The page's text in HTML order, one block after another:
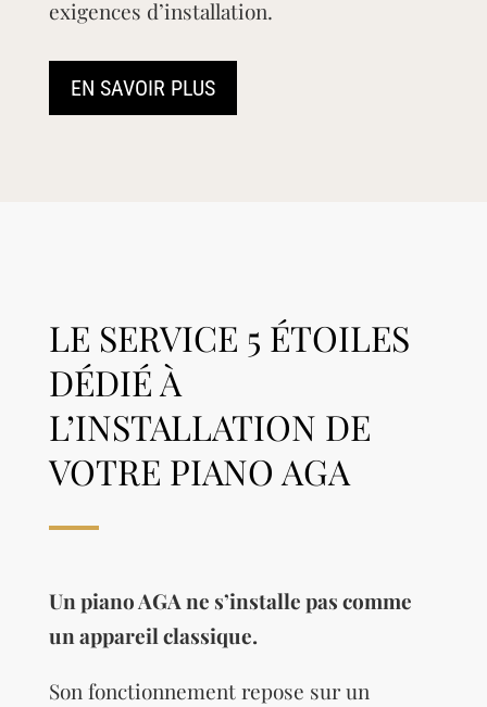
exigences d’installation.
EN SAVOIR PLUS
LE SERVICE 5 ÉTOILES
DÉDIÉ À
L’INSTALLATION DE
VOTRE PIANO AGA
Un piano AGA ne s’installe pas comme
un appareil classique.
Son fonctionnement repose sur un